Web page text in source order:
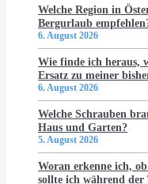
Welche Region in
Bergurlaub
6. August 2026
Wie finde ich heraus,
Ersatz zu meiner
6. August 2026
Welche Schrauben
Haus und Garten?
5. August 2026
Woran erkenne ich,
sollte ich während